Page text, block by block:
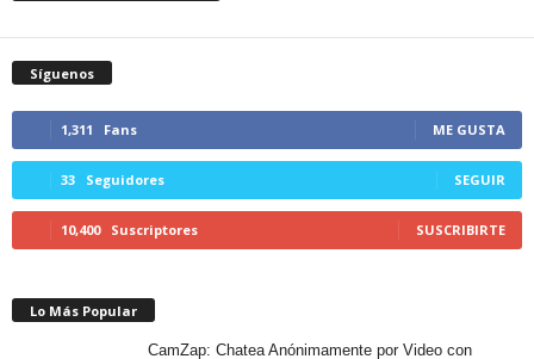
Síguenos
1,311 Fans ME GUSTA
33 Seguidores SEGUIR
10,400 Suscriptores SUSCRIBIRTE
Lo Más Popular
CamZap: Chatea Anónimamente por Video con